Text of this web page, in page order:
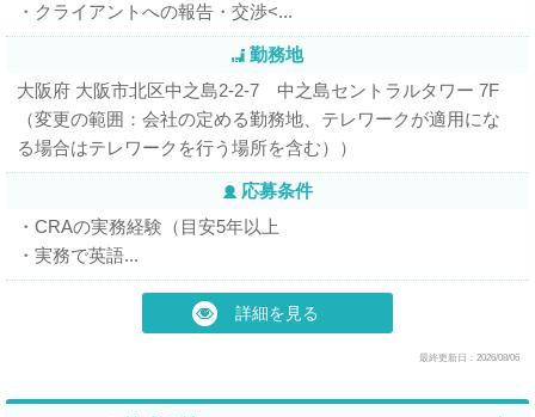
・クライアントへの報告・交渉<...
勤務地
大阪府 大阪市北区中之島2-2-7 中之島セントラルタワー 7F
（変更の範囲：会社の定める勤務地、テレワークが適用にな
る場合はテレワークを行う場所を含む））
応募条件
・CRAの実務経験（目安5年以上
・実務で英語...
詳細を見る
最終更新日：2026/08/06